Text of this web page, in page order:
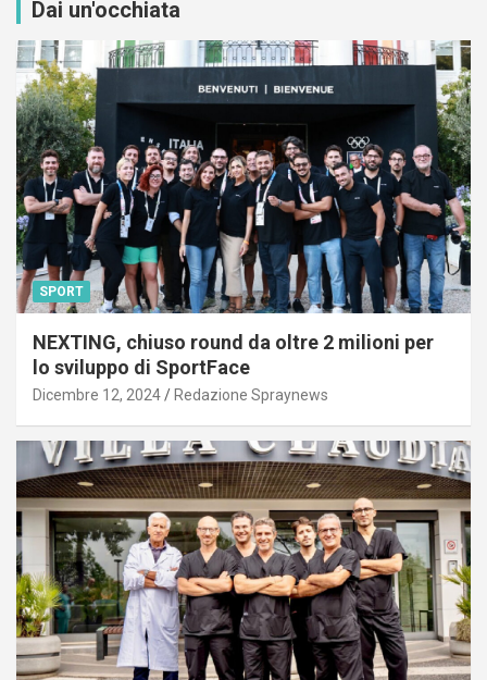
Dai un'occhiata
SPORT
NEXTING, chiuso round da oltre 2 milioni per
lo sviluppo di SportFace
Dicembre 12, 2024 Redazione Spraynews